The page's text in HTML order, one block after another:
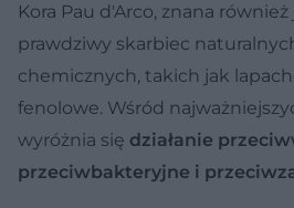
Kora Pau d'Arco, znana
prawdziwy skarbiec
chemicznych, takich jak
fenolowe. Wśród
wyróżnia się działanie
przeciwbakteryjne i